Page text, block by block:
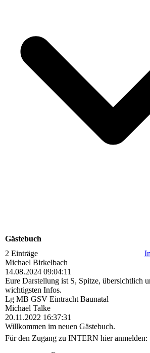
Gästebuch
2 Einträge
Michael Birkelbach
14.08.2024 09:04:11
Eure Darstellung ist S, Spitze, übersichtlich
wichtigsten Infos.
Lg MB GSV Eintracht Baunatal
Michael Talke
20.11.2022 16:37:31
Willkommen im neuen Gästebuch.
Für den Zugang zu INTERN hier anmelden: